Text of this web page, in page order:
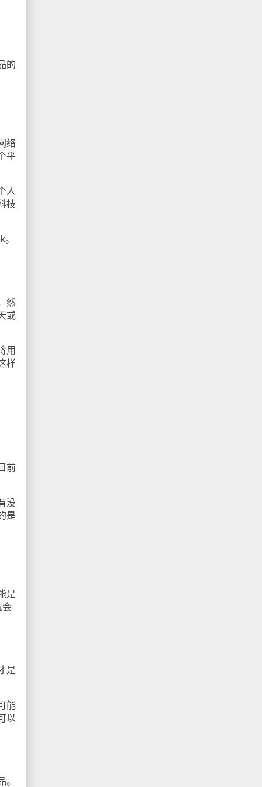
的
络
平
人
技
。
然
或
用
样
前
没
是
是
会
是
能
以
。